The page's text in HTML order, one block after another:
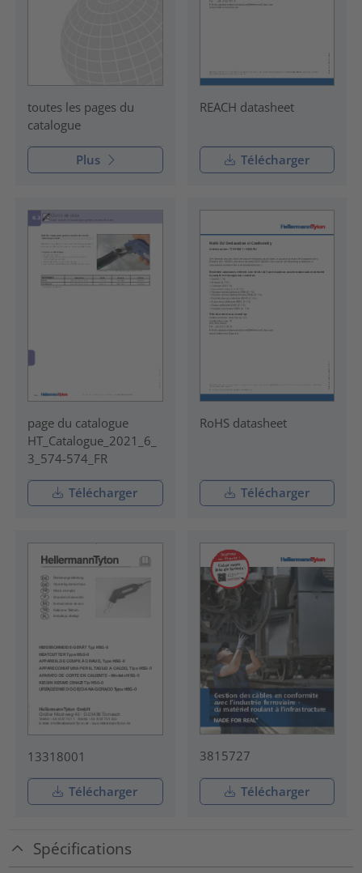
toutes les pages du
catalogue
Plus
REACH datasheet
Télécharger
page du catalogue
HT_Catalogue_2021_6_
3_574-574_FR
Télécharger
RoHS datasheet
Télécharger
13318001
Télécharger
3815727
Télécharger
Spécifications